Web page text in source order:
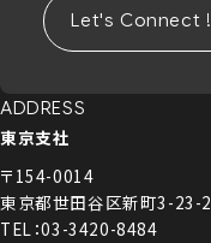
Let's Connect !
ADDRESS
東京支社
〒154-0014
東京都世田谷区新町3-23-2
TEL：03-3420-8484